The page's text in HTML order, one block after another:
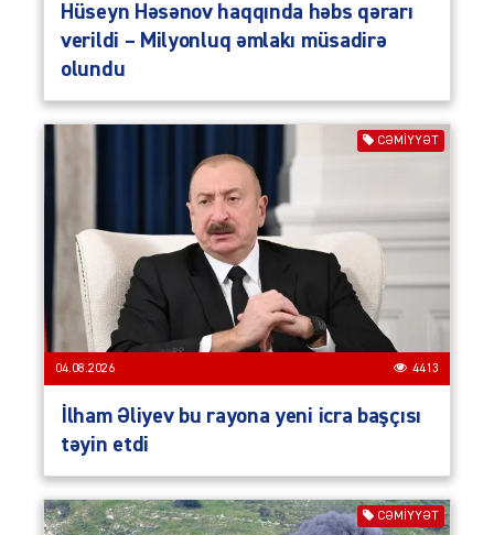
Hüseyn Həsənov haqqında həbs qərarı
verildi – Milyonluq əmlakı müsadirə
olundu
CƏMIYYƏT
04.08.2026 4413
İlham Əliyev bu rayona yeni icra başçısı
təyin etdi
CƏMIYYƏT